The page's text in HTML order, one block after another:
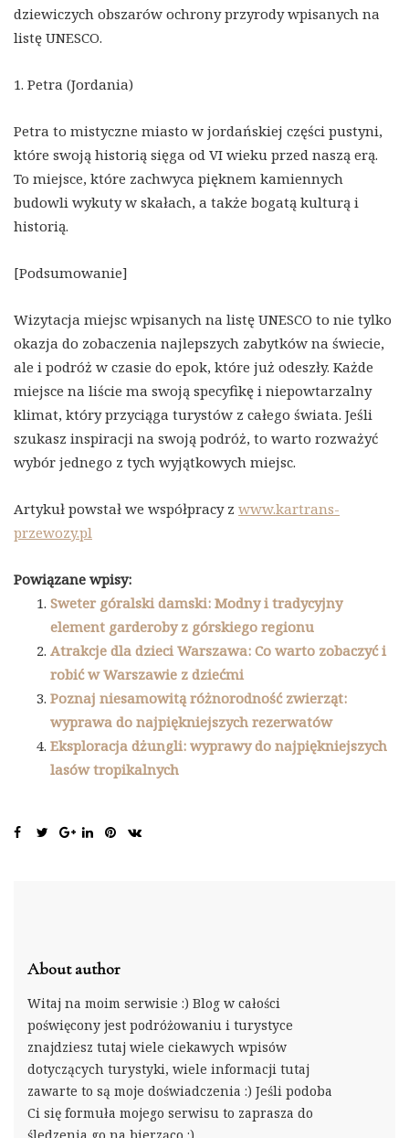
dziewiczych obszarów ochrony przyrody wpisanych na
listę UNESCO.
1. Petra (Jordania)
Petra to mistyczne miasto w jordańskiej części pustyni,
które swoją historią sięga od VI wieku przed naszą erą.
To miejsce, które zachwyca pięknem kamiennych
budowli wykuty w skałach, a także bogatą kulturą i
historią.
[Podsumowanie]
Wizytacja miejsc wpisanych na listę UNESCO to nie tylko
okazja do zobaczenia najlepszych zabytków na świecie,
ale i podróż w czasie do epok, które już odeszły. Każde
miejsce na liście ma swoją specyfikę i niepowtarzalny
klimat, który przyciąga turystów z całego świata. Jeśli
szukasz inspiracji na swoją podróż, to warto rozważyć
wybór jednego z tych wyjątkowych miejsc.
Artykuł powstał we współpracy z www.kartrans-
przewozy.pl
Powiązane wpisy:
Sweter góralski damski: Modny i tradycyjny
element garderoby z górskiego regionu
Atrakcje dla dzieci Warszawa: Co warto zobaczyć i
robić w Warszawie z dziećmi
Poznaj niesamowitą różnorodność zwierząt:
wyprawa do najpiękniejszych rezerwatów
Eksploracja dżungli: wyprawy do najpiękniejszych
lasów tropikalnych
About author
Witaj na moim serwisie :) Blog w całości
poświęcony jest podróżowaniu i turystyce
znajdziesz tutaj wiele ciekawych wpisów
dotyczących turystyki, wiele informacji tutaj
zawarte to są moje doświadczenia :) Jeśli podoba
Ci się formuła mojego serwisu to zaprasza do
śledzenia go na bierząco :)